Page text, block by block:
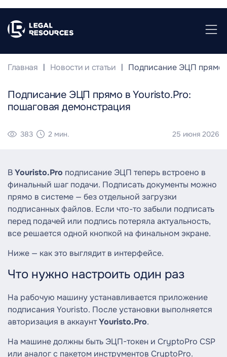
Главная Новости и статьи Подписание ЭЦП прямо
Подписание ЭЦП прямо в Youristo.Pro:
пошаговая демонстрация
383 2 мин. 25 июня 2026
ВYouristo.Pro подписание ЭЦП теперь встроено в
финальный шаг подачи. Подписать документы можно
прямо в системе — без отдельной загрузки
подписанных файлов. Если что-то забыли подписать
перед подачей или подпись потеряла актуальность,
все решается одной кнопкой на финальном экране.
Ниже — как это выглядит в интерфейсе.
Что нужно настроить один раз
На рабочую машину устанавливается приложение
подписания Youristo. После установки выполняется
авторизация в аккаунтYouristo.Pro.
На машине должны быть ЭЦП-токен и CryptoPro CSP
или аналог с пакетом инструментов CryptoPro.